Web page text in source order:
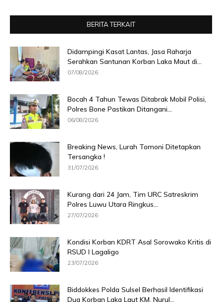
BERITA TERKAIT
Didampingi Kasat Lantas, Jasa Raharja
Serahkan Santunan Korban Laka Maut di...
07/08/2026
Bocah 4 Tahun Tewas Ditabrak Mobil Polisi,
Polres Bone Pastikan Ditangani...
06/08/2026
Breaking News, Lurah Tomoni Ditetapkan
Tersangka !
31/07/2026
Kurang dari 24 Jam, Tim URC Satreskrim
Polres Luwu Utara Ringkus...
27/07/2026
Kondisi Korban KDRT Asal Sorowako Kritis di
RSUD I Lagaligo
23/07/2026
Biddokkes Polda Sulsel Berhasil Identifikasi
Dua Korban Laka Laut KM. Nurul...